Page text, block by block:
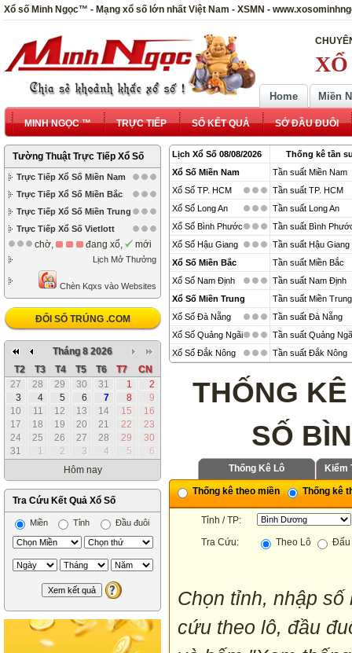
Xổ số Minh Ngọc™ - Mạng xổ số lớn nhất Việt Nam - XSMN -
Home Miền
MINH NGỌC ™ TRỰC TIẾP SỔ KẾT QUẢ SỚ ĐẦU ĐUÔI
Tường Thuật Trực Tiếp Xổ Số
Trực Tiếp Xổ Số Miền Nam
Trực Tiếp Xổ Số Miền Bắc
Trực Tiếp Xổ Số Miền Trung
Trực Tiếp Xổ Số Vietlott
chờ, đang xổ, mới
Lịch Mở Thưởng
Chèn Kqxs vào Websites
ĐỔI SỐ TRÚNG .COM
Tháng 8 2026
T2
T3 T4 T5 T6 T7
CN
27
28 29 30 31 1
2
3
4 5 6 7 8
9
10
11 12 13 14 15
16
17
18 19 20 21 22
23
24
25 26 27 28 29
30
31
1 2 3 4 5
6
Hôm nay
Tra Cứu Kết Quả Xổ Số
Miền Tỉnh Đầu đuôi
Lịch Xổ Số 08/08/2026
Thống kê tần
Xổ Số Miền Nam
Tần suất Miền Nam
Xổ Số TP. HCM
Tần suất TP. HCM
Xổ Số Long An
Tần suất Long An
Xổ Số Bình Phước
Tần suất Bình
Xổ Số Hậu Giang
Tần suất Hậu Giang
Xổ Số Miền Bắc
Tần suất Miền Bắc
Xổ Số Nam Định
Tần suất Nam Định
Xổ Số Miền Trung
Tần suất Miền Trung
Xổ Số Đà Nẵng
Tần suất Đà Nẵng
Xổ Số Quảng Ngãi
Tần suất Quảng
Xổ Số Đắk Nông
Tần suất Đắk Nông
THỐNG
SỐ
Thống Kê Lô Kiểm
Thống kê theo miền Thống kê
Tỉnh / TP:
Tra Cứu:
Theo Lô Đấu
Chọn tỉnh, nhập
cứu theo lô, đầu